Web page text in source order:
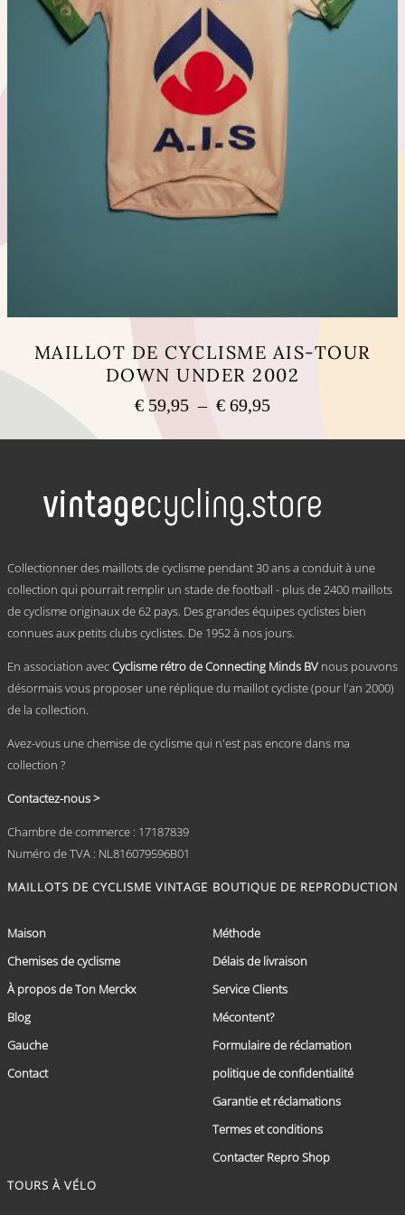
du
produit
MAILLOT DE CYCLISME AIS-TOUR
DOWN UNDER 2002
€ 59,95 – € 69,95Plage
prix :
à
€ 69,95
variations.
options
choisies
sur
la
page
produit
Collectionner des maillots de cyclisme pendant 30 ans a conduit à une
collection qui pourrait remplir un stade de football - plus de 2400 maillots
de cyclisme originaux de 62 pays. Des grandes équipes cyclistes bien
connues aux petits clubs cyclistes. De 1952 à nos jours.
En association avecCyclisme rétro de Connecting Minds BV nous pouvons
désormais vous proposer une réplique du maillot cycliste (pour l'an 2000)
de la collection.
Avez-vous une chemise de cyclisme qui n'est pas encore dans ma
collection ?
Contactez-nous >
Chambre de commerce : 17187839
Numéro de TVA : NL816079596B01
MAILLOTS DE CYCLISME VINTAGE
Maison
Chemises de cyclisme
À propos de Ton Merckx
Blog
Gauche
Contact
BOUTIQUE DE REPRODUCTION
Méthode
Délais de livraison
Service Clients
Mécontent?
Formulaire de réclamation
politique de confidentialité
Garantie et réclamations
Termes et conditions
Contacter Repro Shop
TOURS À VÉLO